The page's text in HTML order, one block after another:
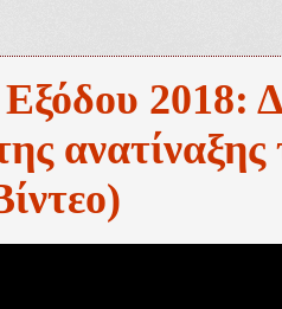
2018:
ανατίναξης